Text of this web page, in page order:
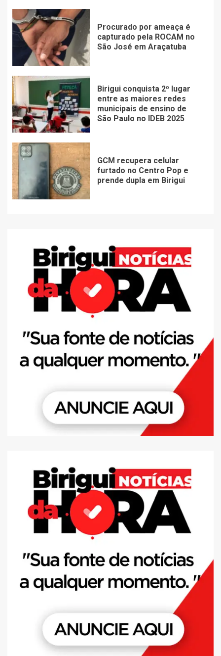
Procurado por ameaça é
capturado pela ROCAM no
São José em Araçatuba
Birigui conquista 2º lugar
entre as maiores redes
municipais de ensino de
São Paulo no IDEB 2025
GCM recupera celular
furtado no Centro Pop e
prende dupla em Birigui